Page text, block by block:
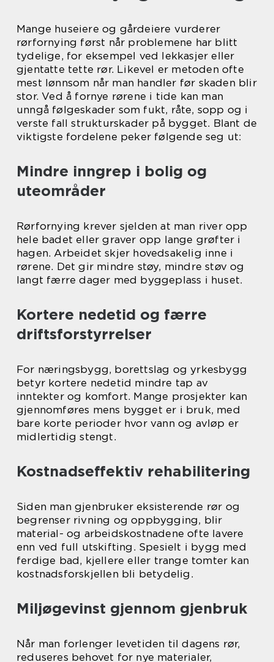
Mange huseiere og gårdeiere vurderer
rørfornying først når problemene har blitt
tydelige, for eksempel ved lekkasjer eller
gjentatte tette rør. Likevel er metoden ofte
mest lønnsom når man handler før skaden blir
stor. Ved å fornye rørene i tide kan man
unngå følgeskader som fukt, råte, sopp og i
verste fall strukturskader på bygget. Blant de
viktigste fordelene peker følgende seg ut:
Mindre inngrep i bolig og
uteområder
Rørfornying krever sjelden at man river opp
hele badet eller graver opp lange grøfter i
hagen. Arbeidet skjer hovedsakelig inne i
rørene. Det gir mindre støy, mindre støv og
langt færre dager med byggeplass i huset.
Kortere nedetid og færre
driftsforstyrrelser
For næringsbygg, borettslag og yrkesbygg
betyr kortere nedetid mindre tap av
inntekter og komfort. Mange prosjekter kan
gjennomføres mens bygget er i bruk, med
bare korte perioder hvor vann og avløp er
midlertidig stengt.
Kostnadseffektiv rehabilitering
Siden man gjenbruker eksisterende rør og
begrenser rivning og oppbygging, blir
material- og arbeidskostnadene ofte lavere
enn ved full utskifting. Spesielt i bygg med
ferdige bad, kjellere eller trange tomter kan
kostnadsforskjellen bli betydelig.
Miljøgevinst gjennom gjenbruk
Når man forlenger levetiden til dagens rør,
reduseres behovet for nye materialer,